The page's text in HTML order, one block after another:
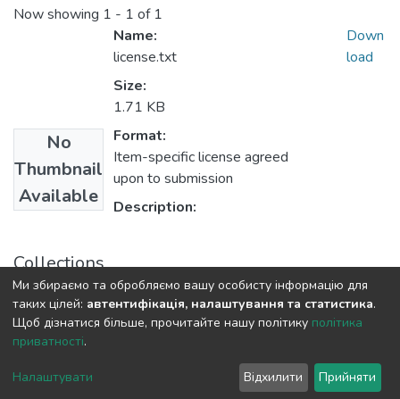
Now showing 1 - 1 of 1
No
Thumbnail
Available
Name:
license.txt
Size:
1.71 KB
Format:
Item-specific license agreed
upon to submission
Description:
Down
load
Collections
Філологічний факультет
Cookie
End User
Agreement
Send
Feedback
Ми збираємо та обробляємо вашу особисту інформацію для
таких цілей: автентифікація, налаштування та статистика.
Щоб дізнатися більше, прочитайте нашу політику політика
приватності.
Налаштувати Відхилити Прийняти